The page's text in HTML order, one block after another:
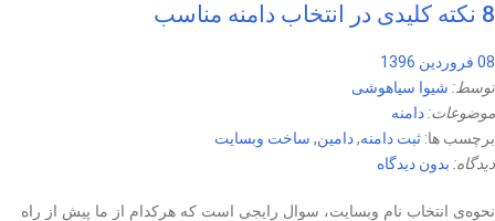
8 نکته کلیدی در انتخاب دامنه مناسب
08 فروردین 1396
توسط: شیوا سیاهوشی
موضوعات: دامنه
برچسب ها: ثبت دامنه,دامین, ساخت وبسایت
دیدگاه: بدون دیدگاه
نحوه‌ی انتخاب نام وبسایت، سوال رایجی است که هرکدام از ما ‌پیش از راه